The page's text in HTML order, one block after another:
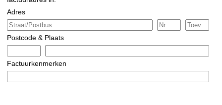
Adres
Postcode & Plaats
Factuurkenmerken